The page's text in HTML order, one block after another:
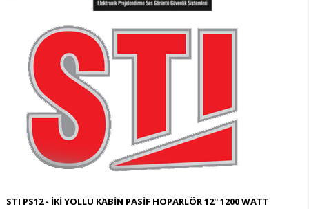
STI PS12 - İKİ YOLLU KABİN PASİF HOPARLÖR 12'' 1200 WATT